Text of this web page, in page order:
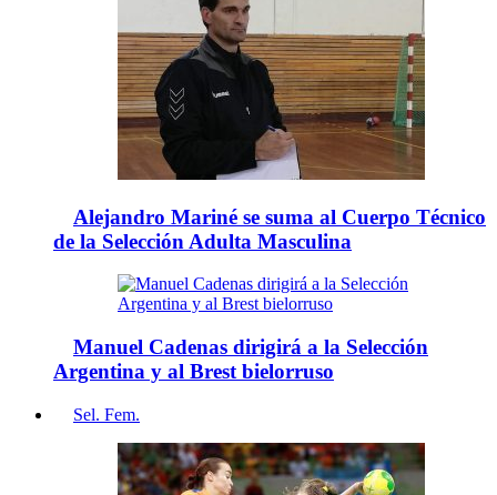
Alejandro Mariné se suma al Cuerpo Técnico
de la Selección Adulta Masculina
Manuel Cadenas dirigirá a la Selección
Argentina y al Brest bielorruso
Sel. Fem.